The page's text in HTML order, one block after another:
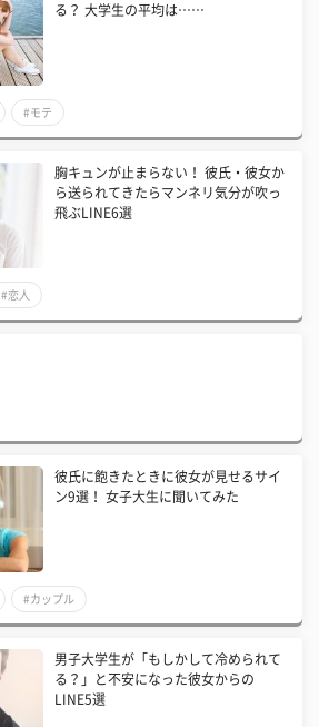
る？ 大学生の平均は……
#モテ
胸キュンが止まらない！ 彼氏・彼女か
ら送られてきたらマンネリ気分が吹っ
飛ぶLINE6選
#恋人
彼氏に飽きたときに彼女が見せるサイ
ン9選！ 女子大生に聞いてみた
#カップル
男子大学生が「もしかして冷められて
る？」と不安になった彼女からの
LINE5選